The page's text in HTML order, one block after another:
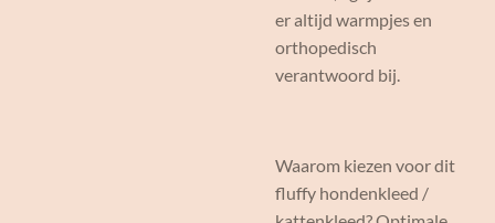
er altijd warmpjes en
orthopedisch
verantwoord bij.
Waarom kiezen voor dit
fluffy hondenkleed /